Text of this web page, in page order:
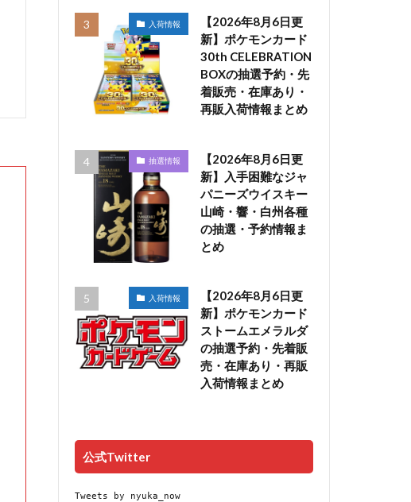
入荷情報
【2026年8月6日更
新】ポケモンカード
30th CELEBRATION
BOXの抽選予約・先
着販売・在庫あり・
再販入荷情報まとめ
抽選情報
【2026年8月6日更
新】入手困難なジャ
パニーズウイスキー
山崎・響・白州各種
の抽選・予約情報ま
とめ
入荷情報
【2026年8月6日更
新】ポケモンカード
ストームエメラルダ
の抽選予約・先着販
売・在庫あり・再販
入荷情報まとめ
公式Twitter
Tweets by nyuka_now